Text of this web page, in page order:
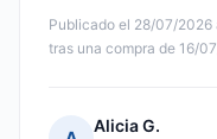
Publicado el 28/07/2026
tras una compra de 16/
Alicia G.